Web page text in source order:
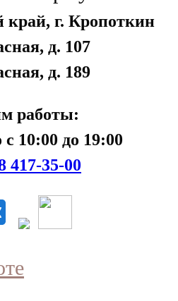
край, г. Кропоткин
д. 107
д. 189
работы:
10:00 до 19:00
417-35-00